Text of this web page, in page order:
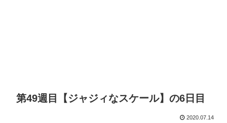
第49週目【ジャジィなスケール】の6日目
2020.07.14